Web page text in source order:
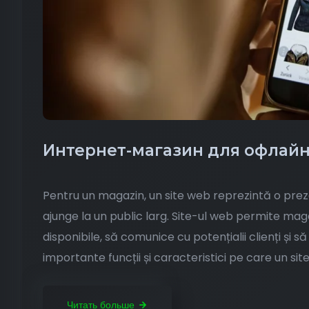
Интернет-магазин для
Pentru un magazin, un site web reprezintă o
ajunge la un public larg. Site-ul web permite
disponibile, să comunice cu potențialii clienți și
importante funcții și caracteristici pe care un
Читать больше